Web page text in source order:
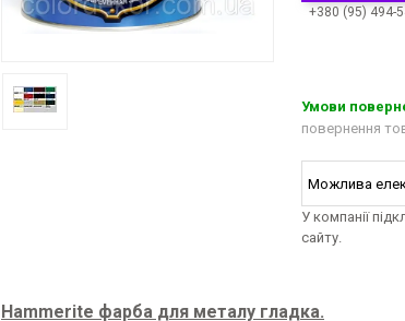
+380 (95) 494-
повернення
У компанії
сайту.
Hammerite фарба для металу гладка.